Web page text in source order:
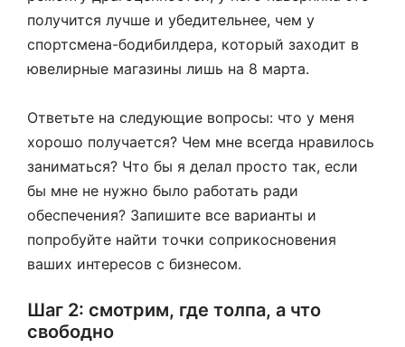
получится лучше и убедительнее, чем у
спортсмена-бодибилдера, который заходит в
ювелирные магазины лишь на 8 марта.
Ответьте на следующие вопросы: что у меня
хорошо получается? Чем мне всегда нравилось
заниматься? Что бы я делал просто так, если
бы мне не нужно было работать ради
обеспечения? Запишите все варианты и
попробуйте найти точки соприкосновения
ваших интересов с бизнесом.
Шаг 2: смотрим, где толпа, а что
свободно